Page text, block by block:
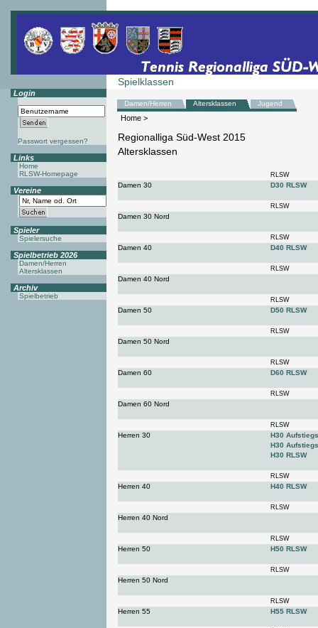
Spielklassen
Damen/Herren Altersklassen Jugend
Home >
Login
Passwort vergessen?
Links
Home
RLSW-Homepage
Vereine
Spieler
Spielersuche
Spielbetrieb 2026
Damen/Herren
Altersklassen
Archiv
Spielbetrieb
Regionalliga Süd-West 2015
Altersklassen
RLSW
Damen 30 D30 RLSW
RLSW
Damen 30 Nord
RLSW
Damen 40 D40 RLSW
RLSW
Damen 40 Nord
RLSW
Damen 50 D50 RLSW
RLSW
Damen 50 Nord
RLSW
Damen 60 D60 RLSW
RLSW
Damen 60 Nord
RLSW
Herren 30
H30
H30
H30 RLSW
RLSW
Herren 40 H40 RLSW
RLSW
Herren 40 Nord
RLSW
Herren 50 H50 RLSW
RLSW
Herren 50 Nord
RLSW
Herren 55 H55 RLSW